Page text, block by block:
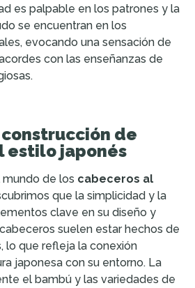
es palpable en los patrones y la
se encuentran en los
evocando una sensación de
con las enseñanzas de
de
estilo japonés
de los cabeceros al
que la simplicidad y la
clave en su diseño y
suelen estar hechos de
lo que refleja la conexión
japonesa con su entorno. La
el bambú y las variedades de